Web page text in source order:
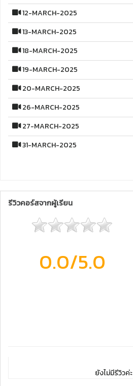
12-MARCH-2025
13-MARCH-2025
18-MARCH-2025
19-MARCH-2025
20-MARCH-2025
26-MARCH-2025
27-MARCH-2025
31-MARCH-2025
รีวิวคอร์สจากผู้เรียน
0.0/5.0
ยังไม่มีรีวิวค่ะ